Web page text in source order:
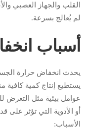
القلب والجهاز العصبي
لم يُعالج بسرعة.
أسباب
يحدث انخفاض حرارة
يستطيع إنتاج كمية كافية
عوامل بيئية مثل التعرض
أو الأدوية التي تؤثر
الأسباب: